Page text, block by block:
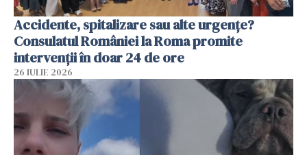
Accidente, spitalizare sau alte urgențe?
Consulatul României la Roma promite
intervenții în doar 24 de ore
26 IULIE 2026